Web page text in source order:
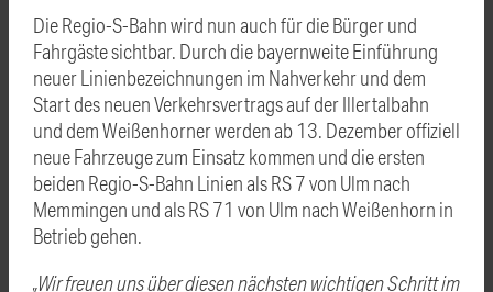
Die Regio-S-Bahn wird nun auch für die Bürger und
Fahrgäste sichtbar. Durch die bayernweite Einführung
neuer Linienbezeichnungen im Nahverkehr und dem
Start des neuen Verkehrsvertrags auf der Illertalbahn
und dem Weißenhorner werden ab 13. Dezember offiziell
neue Fahrzeuge zum Einsatz kommen und die ersten
beiden Regio-S-Bahn Linien als RS 7 von Ulm nach
Memmingen und als RS 71 von Ulm nach Weißenhorn in
Betrieb gehen.
„Wir freuen uns über diesen nächsten wichtigen Schritt im